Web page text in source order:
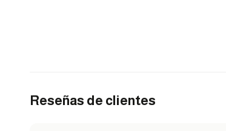
Reseñas de clientes